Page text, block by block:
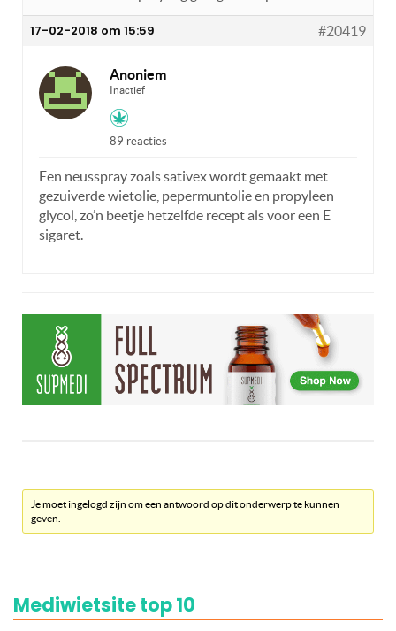
17-02-2018 om 15:59 #20419
Anoniem
Inactief
89 reacties
Een neusspray zoals sativex wordt gemaakt met
gezuiverde wietolie, pepermuntolie en propyleen
glycol, zo’n beetje hetzelfde recept als voor een E
sigaret.
Je moet ingelogd zijn om een antwoord op dit onderwerp te kunnen
geven.
Mediwietsite top 10